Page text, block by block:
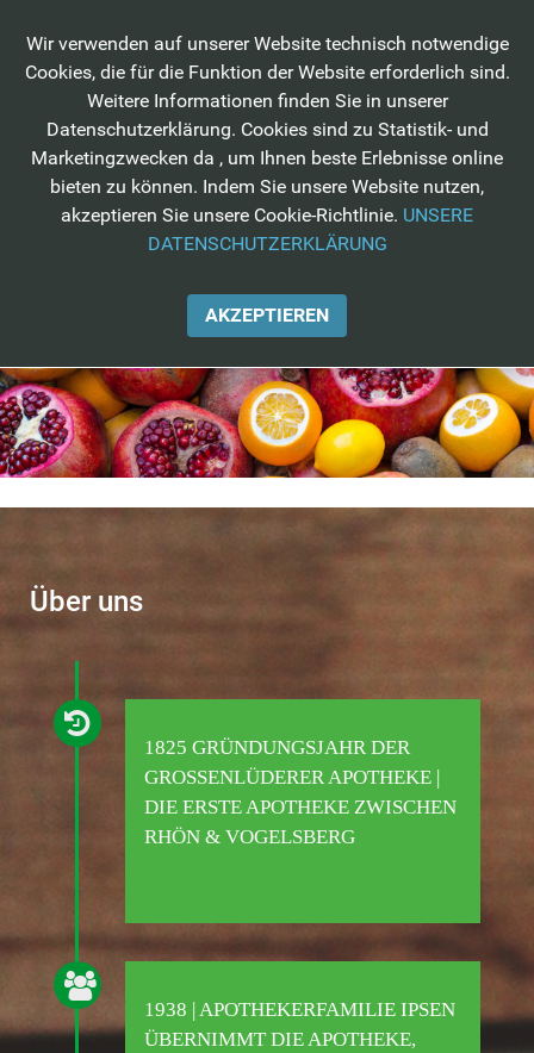
Über uns
1825 GRÜNDUNGSJAHR DER
GROSSENLÜDERER APOTHEKE | D
IE ERSTE APOTHEKE ZWISCHEN R
HÖN & VOGELSBERG
1938 | APOTHEKERFAMILIE IPSEN
ÜBERNIMMT DIE APOTHEKE,
Wir verwenden auf unserer Website technisch notwendige
Cookies, die für die Funktion der Website erforderlich sind.
Weitere Informationen finden Sie in unserer
Datenschutzerklärung. Cookies sind zu Statistik- und
Marketingzwecken da , um Ihnen beste Erlebnisse online
bieten zu können. Indem Sie unsere Website nutzen,
akzeptieren Sie unsere Cookie-Richtlinie. UNSERE
DATENSCHUTZERKLÄRUNG
AKZEPTIEREN